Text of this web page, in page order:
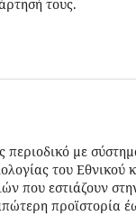
τους.
περιοδικό με
του Εθνικού
που εστιάζουν
προϊστορία